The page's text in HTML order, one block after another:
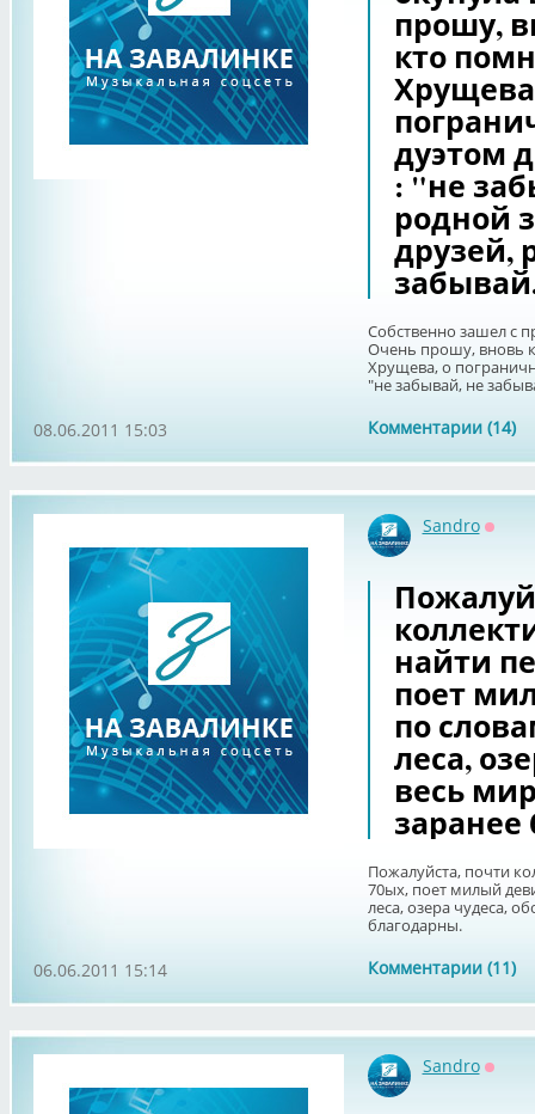
прошу,
кто
дуэтом
: "не
родной
друзей,
Собственно зашел с
Очень прошу, вновь
Хрущева, о
"не забывай, не
Комментарии (14)
08.06.2011 15:03
Sandro
найти
поет
по
леса,
весь
Пожалуйста, почти
70ых, поет милый
леса, озера чудеса,
благодарны.
Комментарии (11)
06.06.2011 15:14
Sandro